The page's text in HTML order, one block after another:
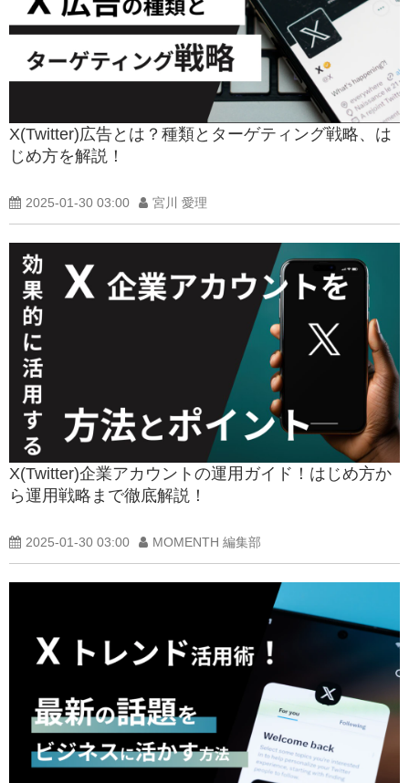
X(Twitter)広告とは？種類とターゲティング戦略、は
じめ方を解説！
2025-01-30 03:00 宮川 愛理
X(Twitter)企業アカウントの運用ガイド！はじめ方か
ら運用戦略まで徹底解説！
2025-01-30 03:00 MOMENTH 編集部